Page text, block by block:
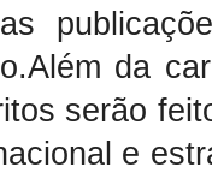
da
serão
e